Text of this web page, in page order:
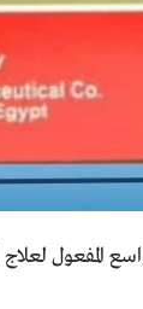
المفعول